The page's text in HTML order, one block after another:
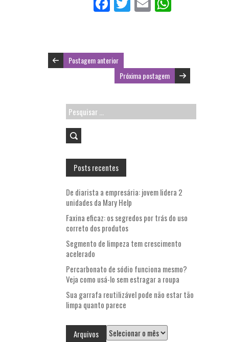
o
o
k
p
p
Postagem anterior
Próxima postagem
Pesquisar
por:
Posts recentes
De diarista a empresária: jovem lidera 2
unidades da Mary Help
Faxina eficaz: os segredos por trás do uso
correto dos produtos
Segmento de limpeza tem crescimento
acelerado
Percarbonato de sódio funciona mesmo?
Veja como usá-lo sem estragar a roupa
Sua garrafa reutilizável pode não estar tão
limpa quanto parece
Arquivos Arquivos